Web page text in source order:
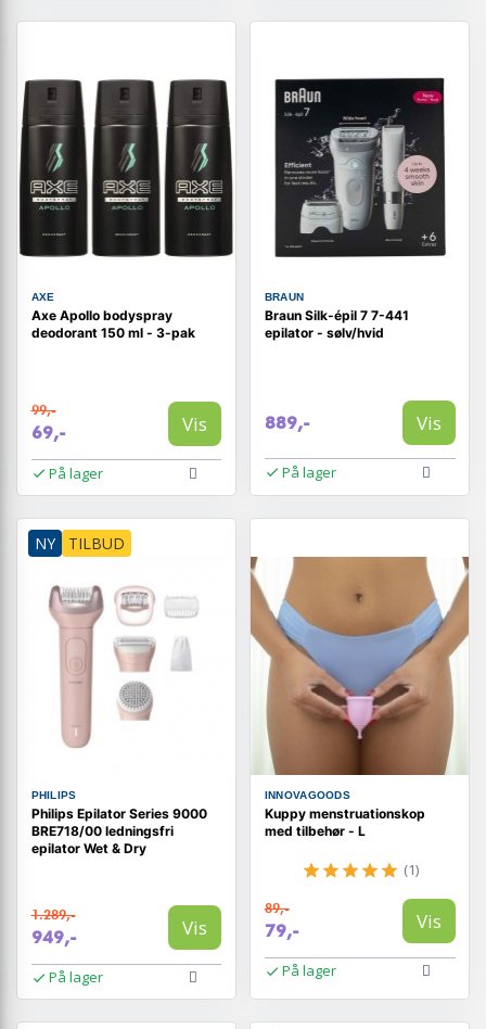
AXE
Axe Apollo bodyspray
deodorant 150 ml - 3-pak
99,-
69,- Vis
På lager
BRAUN
Braun Silk-épil 7 7-441
epilator - sølv/hvid
889,- Vis
På lager
NY TILBUD
PHILIPS
Philips Epilator Series 9000
BRE718/00 ledningsfri
epilator Wet & Dry
1.289,-
949,- Vis
På lager
INNOVAGOODS
Kuppy menstruationskop
med tilbehør - L
(1)
89,-
79,- Vis
På lager